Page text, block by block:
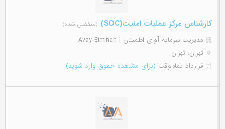
کارشناس مرکز عملیات امنیت(SOC) (منقضی شده)
مدیریت سرمایه آوای اطمینان | Avay Etminan
تهران، تهران
قرارداد تمام‌وقت (برای مشاهده حقوق وارد شوید)